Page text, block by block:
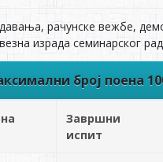
рачунске вежбе,
израда семинарског
број поена
Завршни
испит